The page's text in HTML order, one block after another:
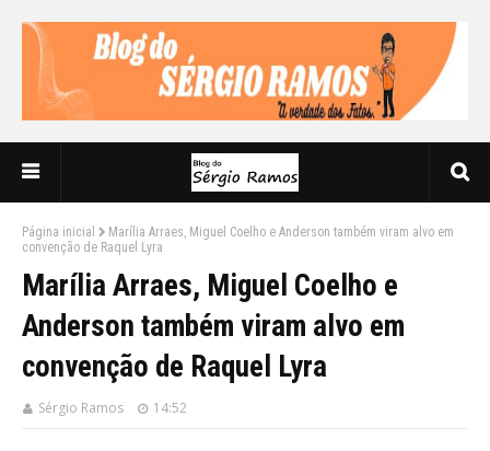
Página inicial
Marília Arraes, Miguel Coelho e Anderson também viram alvo em
convenção de Raquel Lyra
Marília Arraes, Miguel Coelho e
Anderson também viram alvo em
convenção de Raquel Lyra
Sérgio Ramos 14:52